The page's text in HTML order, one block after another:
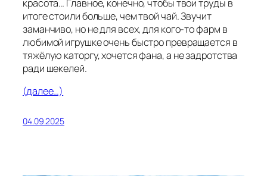
красота… Главное, конечно, чтобы твои труды в
итоге стоили больше, чем твой чай. Звучит
заманчиво, но не для всех, для кого-то фарм в
любимой игрушке очень быстро превращается в
тяжёлую каторгу, хочется фана, а не задротства
ради шекелей.
(далее…)
04.09.2025